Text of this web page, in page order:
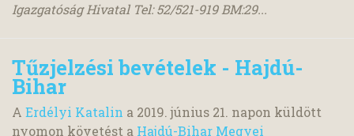
Igazgatóság Hivatal Tel: 52/521-919 BM:29...
Tűzjelzési bevételek - Hajdú-
Bihar
A Erdélyi Katalin a 2019. június 21. napon küldött
nyomon követést a Hajdú-Bihar Megyei